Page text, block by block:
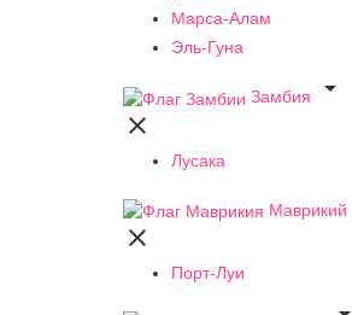
Марса-Алам
Эль-Гуна
Замбия


Лусака
Маврикий

Порт-Луи